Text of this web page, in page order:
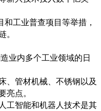
工业普查项目等举措，
业内多个工业领域的日
、管材机械、不锈钢以及
点。
工智能和机器人技术是其